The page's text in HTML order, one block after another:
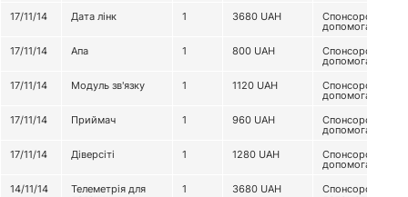
17/11/14
Дата лінк 1 3680 UAH Спонсорська
допомога
17/11/14
Апа 1 800 UAH Спонсорська
допомога
17/11/14
Модуль зв'язку 1 1120 UAH Спонсорська
допомога
17/11/14
Приймач 1 960 UAH Спонсорська
допомога
17/11/14
Діверсіті 1 1280 UAH Спонсорська
допомога
14/11/14
Телеметрія для 1 3680 UAH Спонсорська